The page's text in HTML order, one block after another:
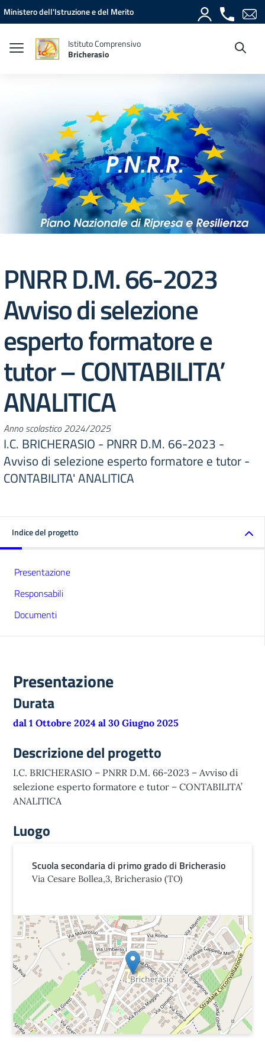
Vai ai contenuti
Vai al menu di navigazione
Vai al footer
Ministero dell'Istruzione e del Merito
Istituto Comprensivo
Bricherasio
PNRR D.M. 66-2023
Avviso di selezione
esperto formatore e
tutor – CONTABILITA’
ANALITICA
Anno scolastico 2024/2025
I.C. BRICHERASIO - PNRR D.M. 66-2023 -
Avviso di selezione esperto formatore e tutor -
CONTABILITA' ANALITICA
Indice del progetto
Presentazione
Responsabili
Documenti
Presentazione
Durata
dal 1 Ottobre 2024 al 30 Giugno 2025
Descrizione del progetto
I.C. BRICHERASIO – PNRR D.M. 66-2023 – Avviso di
selezione esperto formatore e tutor – CONTABILITA’
ANALITICA
Luogo
Scuola secondaria di primo grado di Bricherasio
Via Cesare Bollea,3, Bricherasio (TO)